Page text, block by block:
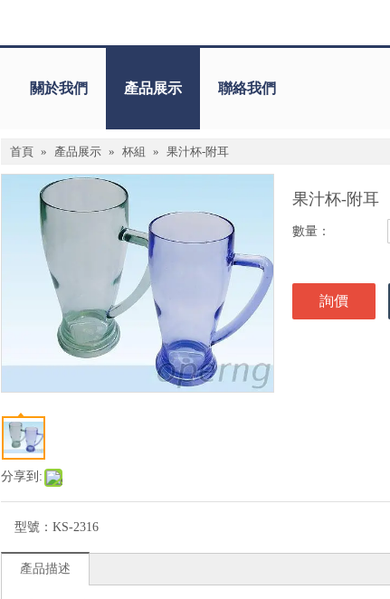
關於我們 產品展示 聯絡我們
首頁 » 產品展示 » 杯組 » 果汁杯-附耳
分享到:
果汁杯-附耳
數量：
詢價
型號： KS-2316
產品描述